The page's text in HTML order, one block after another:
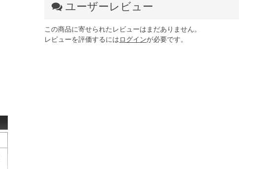
ユーザーレビュー
この商品に寄せられたレビューはまだありません。
レビューを評価するにはログインが必要です。